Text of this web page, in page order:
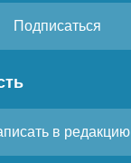
Подписаться
в редакцию